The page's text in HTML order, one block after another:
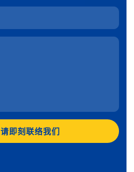
请即刻联络我们